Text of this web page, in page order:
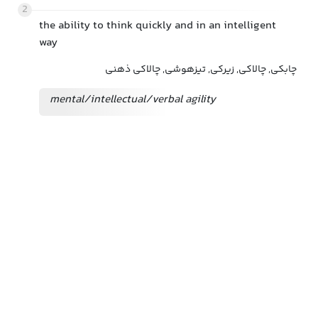
2
the ability to think quickly and in an intelligent
way
چابکی, چالاکی, زیرکی, تیزهوشی, چالاکی ذهنی
mental/intellectual/verbal agility